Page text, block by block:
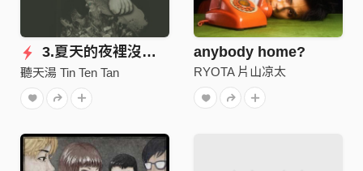
3.夏天的夜裡沒有晚風（feat.鄧力維）
聽天湯 Tin Ten Tan
anybody home?
RYOTA 片山凉太